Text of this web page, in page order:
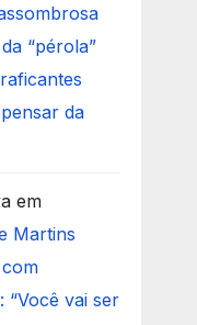
“pérola”
da
em
Martins
“Você vai ser